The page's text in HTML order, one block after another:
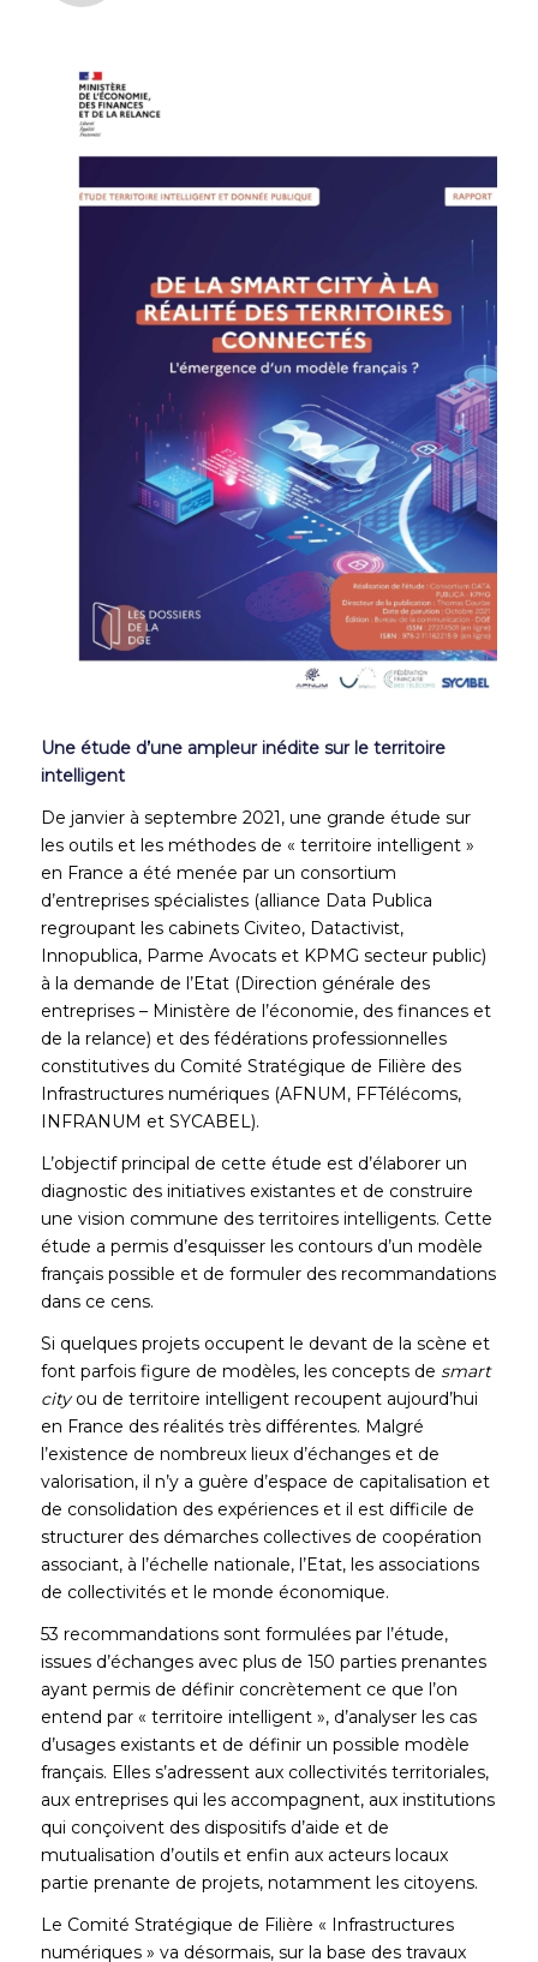
Une étude d’une ampleur inédite sur le territoire
intelligent
De janvier à septembre 2021, une grande étude sur
les outils et les méthodes de « territoire intelligent »
en France a été menée par un consortium
d’entreprises spécialistes (alliance Data Publica
regroupant les cabinets Civiteo, Datactivist,
Innopublica, Parme Avocats et KPMG secteur public)
à la demande de l’Etat (Direction générale des
entreprises – Ministère de l’économie, des finances et
de la relance) et des fédérations professionnelles
constitutives du Comité Stratégique de Filière des
Infrastructures numériques (AFNUM, FFTélécoms,
INFRANUM et SYCABEL).
L’objectif principal de cette étude est d’élaborer un
diagnostic des initiatives existantes et de construire
une vision commune des territoires intelligents. Cette
étude a permis d’esquisser les contours d’un modèle
français possible et de formuler des recommandations
dans ce cens.
Si quelques projets occupent le devant de la scène et
font parfois figure de modèles, les concepts de smart
cityou de territoire intelligent recoupent aujourd’hui
en France des réalités très différentes. Malgré
l’existence de nombreux lieux d’échanges et de
valorisation, il n’y a guère d’espace de capitalisation et
de consolidation des expériences et il est difficile de
structurer des démarches collectives de coopération
associant, à l’échelle nationale, l’Etat, les associations
de collectivités et le monde économique.
53 recommandations sont formulées par l’étude,
issues d’échanges avec plus de 150 parties prenantes
ayant permis de définir concrètement ce que l’on
entend par « territoire intelligent », d’analyser les cas
d’usages existants et de définir un possible modèle
français. Elles s’adressent aux collectivités territoriales,
aux entreprises qui les accompagnent, aux institutions
qui conçoivent des dispositifs d’aide et de
mutualisation d’outils et enfin aux acteurs locaux
partie prenante de projets, notamment les citoyens.
Le Comité Stratégique de Filière « Infrastructures
numériques » va désormais, sur la base des travaux